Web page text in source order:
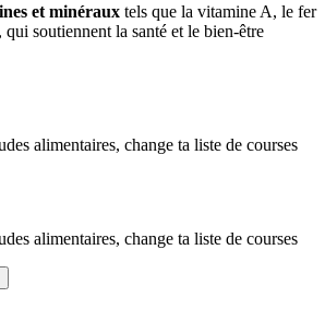
et minéraux tels que la vitamine A, le fer
qui soutiennent la santé et le bien-être
alimentaires, change ta liste de courses
alimentaires, change ta liste de courses